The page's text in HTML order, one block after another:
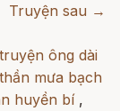
Truyện sau →
truyện ông dài
thần mưa bạch
huyền bí,